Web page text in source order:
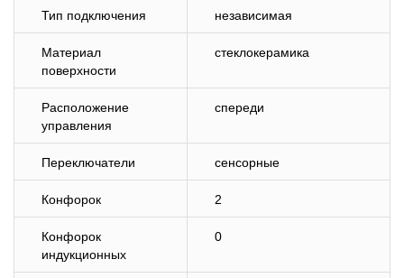
Тип подключения независимая
Материал
поверхности
стеклокерамика
Расположение
управления
спереди
Переключатели сенсорные
Конфорок 2
Конфорок
индукционных
0